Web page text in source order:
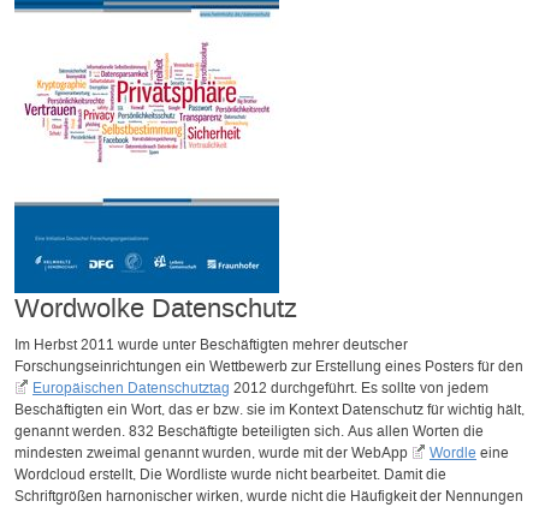
Wordwolke Datenschutz
Im Herbst 2011 wurde unter Beschäftigten mehrer deutscher
Forschungseinrichtungen ein Wettbewerb zur Erstellung eines Posters für den
Europäischen Datenschutztag 2012 durchgeführt. Es sollte von jedem
Beschäftigten ein Wort, das er bzw. sie im Kontext Datenschutz für wichtig hält,
genannt werden. 832 Beschäftigte beteiligten sich. Aus allen Worten die
mindesten zweimal genannt wurden, wurde mit der WebApp
Wordle eine
Wordcloud erstellt, Die Wordliste wurde nicht bearbeitet. Damit die
Schriftgrößen harnonischer wirken, wurde nicht die Häufigkeit der Nennungen